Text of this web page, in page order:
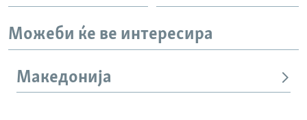
Можеби ќе ве интересира
Македонија